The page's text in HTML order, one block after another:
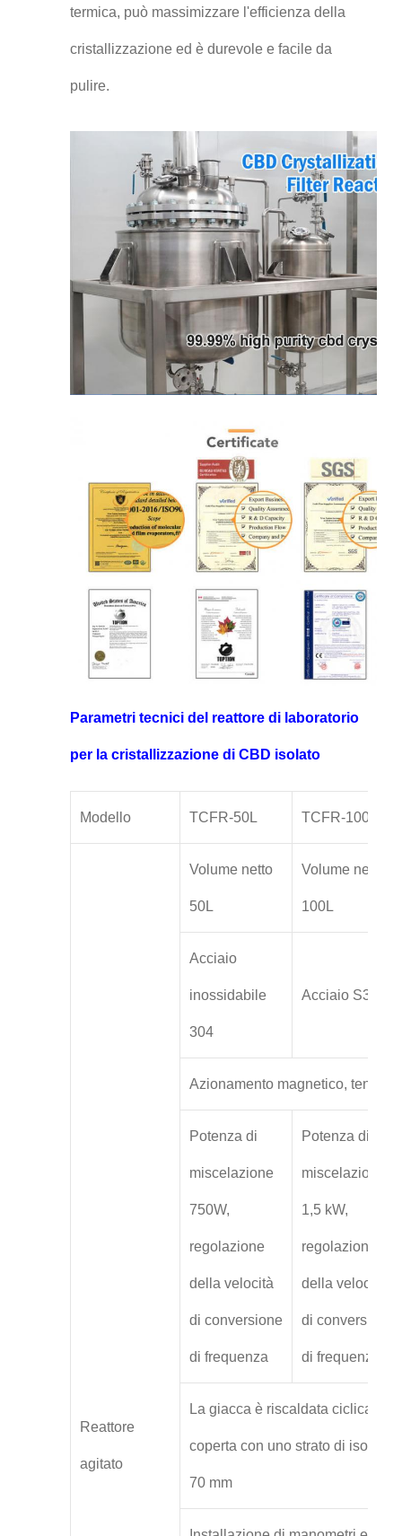
termica, può massimizzare l'efficienza della
cristallizzazione ed è durevole e facile da
pulire.
Parametri tecnici del reattore di laboratorio
per la cristallizzazione di CBD isolato
Modello TCFR-50L TCFR-100L
Reattore
agitato
Volume netto
50L
Volume netto
100L
Acciaio
inossidabile
304
Acciaio S304
Azionamento magnetico, tenuta
Potenza di
miscelazione
750W,
regolazione
della velocità
di conversione
di frequenza
Potenza di
miscelazione
1,5 kW,
regolazione
della velocità
di conversione
di frequenza
La giacca è riscaldata
coperta con uno strato di
70 mm